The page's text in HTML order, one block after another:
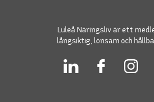
Luleå Näringsliv är ett
långsiktig, lönsam och